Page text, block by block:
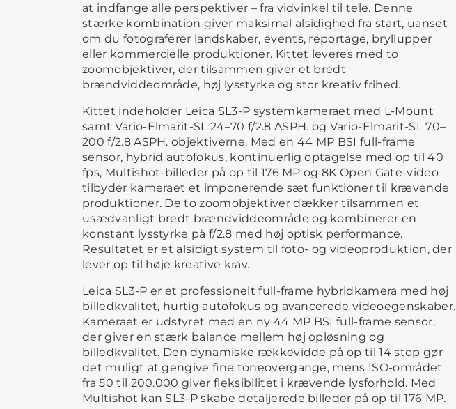
at indfange alle perspektiver – fra vidvinkel til tele. Denne
stærke kombination giver maksimal alsidighed fra start, uanset
om du fotograferer landskaber, events, reportage, bryllupper
eller kommercielle produktioner. Kittet leveres med to
zoomobjektiver, der tilsammen giver et bredt
brændviddeområde, høj lysstyrke og stor kreativ frihed.
Kittet indeholder Leica SL3-P systemkameraet med L-Mount
samt Vario-Elmarit-SL 24–70 f/2.8 ASPH. og Vario-Elmarit-SL 70–
200 f/2.8 ASPH. objektiverne. Med en 44 MP BSI full-frame
sensor, hybrid autofokus, kontinuerlig optagelse med op til 40
fps, Multishot-billeder på op til 176 MP og 8K Open Gate-video
tilbyder kameraet et imponerende sæt funktioner til krævende
produktioner. De to zoomobjektiver dækker tilsammen et
usædvanligt bredt brændviddeområde og kombinerer en
konstant lysstyrke på f/2.8 med høj optisk performance.
Resultatet er et alsidigt system til foto- og videoproduktion, der
lever op til høje kreative krav.
Leica SL3-P er et professionelt full-frame hybridkamera med høj
billedkvalitet, hurtig autofokus og avancerede videoegenskaber.
Kameraet er udstyret med en ny 44 MP BSI full-frame sensor,
der giver en stærk balance mellem høj opløsning og
billedkvalitet. Den dynamiske rækkevidde på op til 14 stop gør
det muligt at gengive fine toneovergange, mens ISO-området
fra 50 til 200.000 giver fleksibilitet i krævende lysforhold. Med
Multishot kan SL3-P skabe detaljerede billeder på op til 176 MP.